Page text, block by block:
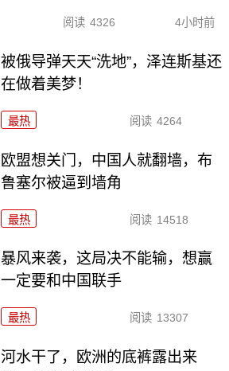
阅读 4326 4小时前
被俄导弹天天“洗地”，泽连斯基还
在做着美梦！
最热 阅读 4264
欧盟想关门，中国人就翻墙，布
鲁塞尔被逼到墙角
最热 阅读 14518
暴风来袭，这局决不能输，想赢
一定要和中国联手
最热 阅读 13307
河水干了，欧洲的底裤露出来